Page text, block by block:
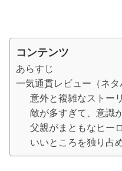
コンテンツ
あらすじ
一気通貫レビュー（ネタ
意外と複雑なストー
敵が多すぎて、意識
父親がまともなヒー
いいところを独り占